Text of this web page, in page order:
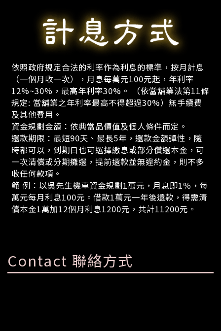
依照政府規定合法的利率作為利息的標準，按月計息
（一個月收一次），月息每萬元100元起，年利率
12%~30%，最高年利率30%。 （依當舖業法第11條
規定: 當舖業之年利率最高不得超過30%）無手續費
及其他費用。
資金規劃金額：依典當品價值及個人條件而定。
還款期限：最短90天、最長5年，還款金額彈性，隨
時都可以，到期日也可選擇繳息或部分償還本金，可
一次清償或分期攤還，提前還款並無違約金，則不多
收任何款項。
範 例：以吳先生機車資金規劃1萬元，月息即1％，每
萬元每月利息100元。借款1萬元一年後還款，得需清
償本金1萬加12個月利息1200元，共計11200元。
Contact 聯絡方式